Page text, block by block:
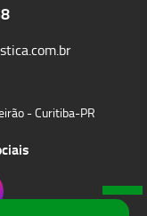
- Curitiba-PR